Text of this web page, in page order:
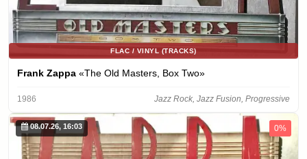
FLAC / VINYL (TRACKS)
Frank Zappa «The Old Masters, Box Two»
1986 Jazz Rock, Jazz Fusion, Progressive
08.07.26, 16:03 0%